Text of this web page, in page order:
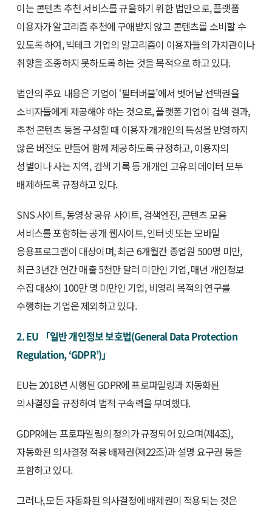
이는 콘텐츠 추천 서비스를 규율하기 위한 법안으로, 플랫폼
이용자가 알고리즘 추천에 구애받지 않고 콘텐츠를 소비할 수
있도록 하여, 빅테크 기업의 알고리즘이 이용자들의 가치관이나
취향을 조종하지 못하도록 하는 것을 목적으로 하고 있다.
법안의 주요 내용은 기업이 ‘필터버블’에서 벗어날 선택권을
소비자들에게 제공해야 하는 것으로, 플랫폼 기업이 검색 결과,
추천 콘텐츠 등을 구성할 때 이용자 개개인의 특성을 반영하지
않은 버전도 만들어 함께 제공하도록 규정하고, 이용자의
성별이나 사는 지역, 검색 기록 등 개개인 고유의 데이터 모두
배제하도록 규정하고 있다.
SNS 사이트, 동영상 공유 사이트, 검색엔진, 콘텐츠 모음
서비스를 포함하는 공개 웹사이트, 인터넷 또는 모바일
응용프로그램이 대상이며, 최근 6개월간 종업원 500명 미만,
최근 3년간 연간 매출 5천만 달러 미만인 기업, 매년 개인정보
수집 대상이 100만 명 미만인 기업, 비영리 목적의 연구를
수행하는 기업은 제외하고 있다.
2. EU 「일반 개인정보 보호법(General Data Protection
Regulation, ‘GDPR’)」
EU는 2018년 시행된 GDPR에 프로파일링과 자동화된
의사결정을 규정하여 법적 구속력을 부여했다.
GDPR에는 프로파일링의 정의가 규정되어 있으며(제4조),
자동화된 의사결정 적용 배제권(제22조)과 설명 요구권 등을
포함하고 있다.
그러나, 모든 자동화된 의사결정에 배제권이 적용되는 것은